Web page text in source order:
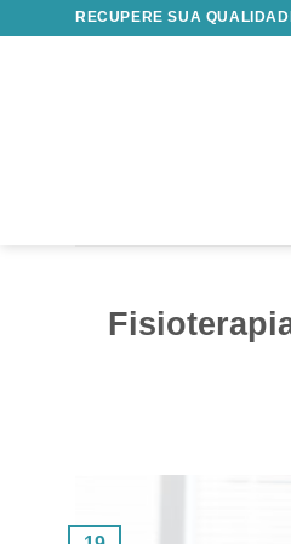
RECUPERE SUA